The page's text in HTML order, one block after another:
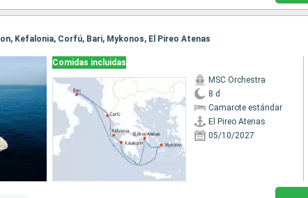
Kefalonia, Corfú, Bari, Mykonos, El Pireo Atenas
Comidas incluidas
MSC Orchestra
8 d
Camarote estándar
El Pireo Atenas
05/10/2027